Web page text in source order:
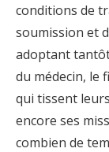
conditions de
soumission et
adoptant
du médecin, le
qui tissent
encore ses
combien de